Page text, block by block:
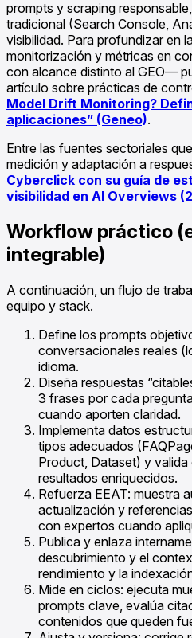
prompts y scraping
tradicional (Search Console,
visibilidad. Para profundizar en
monitorización y métricas en
con alcance distinto al GEO—
artículo sobre prácticas de
Model Drift Monitoring?
aplicaciones” (Geneo).
Entre las fuentes sectoriales
medición y adaptación a
Cyberclick con su guía de
visibilidad en AI Overviews
Workflow práctico
integrable)
A continuación, un flujo de
equipo y stack.
Define los prompts
conversacionales reales
idioma.
Diseña respuestas
3 frases por cada
cuando aporten claridad.
Implementa datos
tipos adecuados
Product, Dataset) y valida
resultados enriquecidos.
Refuerza EEAT: muestra
actualización y
con expertos cuando
Publica y enlaza
descubrimiento y el
rendimiento y la
Mide en ciclos: ejecuta
prompts clave, evalúa
contenidos que queden